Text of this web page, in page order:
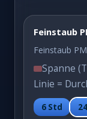
Feinstaub
Feinstaub
Spanne
Linie =
6 Std